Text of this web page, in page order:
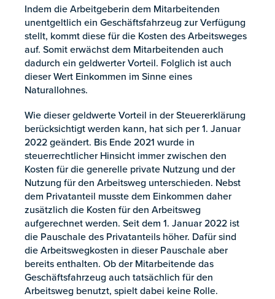
Indem die Arbeitgeberin dem Mitarbeitenden
unentgeltlich ein Geschäftsfahrzeug zur Verfügung
stellt, kommt diese für die Kosten des Arbeitsweges
auf. Somit erwächst dem Mitarbeitenden auch
dadurch ein geldwerter Vorteil. Folglich ist auch
dieser Wert Einkommen im Sinne eines
Naturallohnes.
Wie dieser geldwerte Vorteil in der Steuererklärung
berücksichtigt werden kann, hat sich per 1. Januar
2022 geändert. Bis Ende 2021 wurde in
steuerrechtlicher Hinsicht immer zwischen den
Kosten für die generelle private Nutzung und der
Nutzung für den Arbeitsweg unterschieden. Nebst
dem Privatanteil musste dem Einkommen daher
zusätzlich die Kosten für den Arbeitsweg
aufgerechnet werden. Seit dem 1. Januar 2022 ist
die Pauschale des Privatanteils höher. Dafür sind
die Arbeitswegkosten in dieser Pauschale aber
bereits enthalten. Ob der Mitarbeitende das
Geschäftsfahrzeug auch tatsächlich für den
Arbeitsweg benutzt, spielt dabei keine Rolle.